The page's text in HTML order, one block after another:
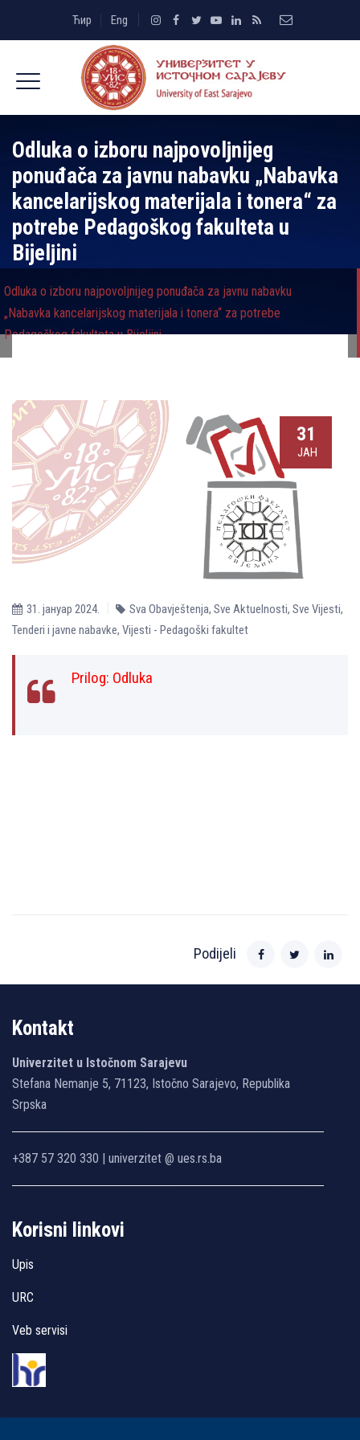
Ћир Eng
Odluka o izboru najpovolјnijeg
ponuđača za javnu nabavku „Nabavka
kancelarijskog materijala i tonera“ za
potrebe Pedagoškog fakulteta u
Bijelјini
Odluka o izboru najpovolјnijeg ponuđača za javnu nabavku
„Nabavka kancelarijskog materijala i tonera“ za potrebe
Pedagoškog fakulteta u Bijelјini
31
ЈАН
31. јануар 2024. Sva Obavještenja, Sve Aktuelnosti, Sve Vijesti,
Tenderi i javne nabavke, Vijesti - Pedagoški fakultet
Prilog: Оdluka
Podijeli
Kontakt
Univerzitet u Istočnom Sarajevu
Stefana Nemanje 5, 71123, Istočno Sarajevo, Republika
Srpska
+387 57 320 330 | univerzitet @ ues.rs.ba
Korisni linkovi
Upis
URC
Veb servisi